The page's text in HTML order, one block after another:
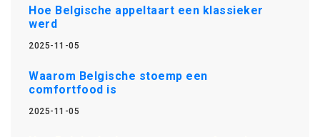
Hoe Belgische appeltaart een klassieker
werd
2025-11-05
Waarom Belgische stoemp een
comfortfood is
2025-11-05